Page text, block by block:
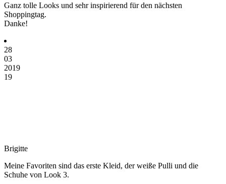
Ganz tolle Looks und sehr inspirierend für den nächsten
Shoppingtag.
Danke!
28
03
2019
19
Brigitte
Meine Favoriten sind das erste Kleid, der weiße Pulli und die
Schuhe von Look 3.